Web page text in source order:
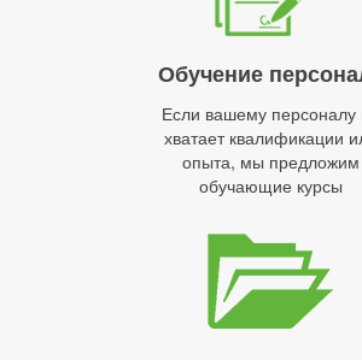
Обучение
Если вашему персоналу
хватает квалификации
опыта, мы предложим
обучающие курсы